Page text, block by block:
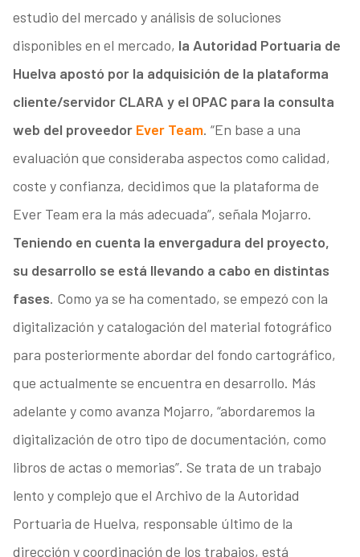
estudio del mercado y análisis de soluciones
disponibles en el mercado, la Autoridad Portuaria de
Huelva apostó por la adquisición de la plataforma
cliente/servidor CLARA y el OPAC para la consulta
web del proveedor Ever Team. “En base a una
evaluación que consideraba aspectos como calidad,
coste y confianza, decidimos que la plataforma de
Ever Team era la más adecuada”, señala Mojarro.
Teniendo en cuenta la envergadura del proyecto,
su desarrollo se está llevando a cabo en distintas
fases. Como ya se ha comentado, se empezó con la
digitalización y catalogación del material fotográfico
para posteriormente abordar del fondo cartográfico,
que actualmente se encuentra en desarrollo. Más
adelante y como avanza Mojarro, “abordaremos la
digitalización de otro tipo de documentación, como
libros de actas o memorias”. Se trata de un trabajo
lento y complejo que el Archivo de la Autoridad
Portuaria de Huelva, responsable último de la
dirección y coordinación de los trabajos, está